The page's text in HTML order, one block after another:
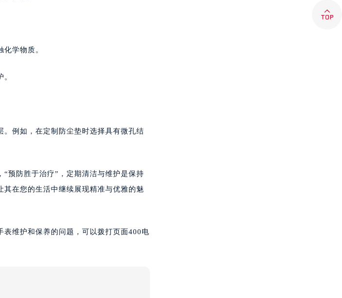
学物质。
例如，在定制防尘垫时选择具有微孔结
预防胜于治疗”，定期清洁与维护是保持
在您的生活中继续展现精准与优雅的魅
维护和保养的问题，可以拨打页面400电
